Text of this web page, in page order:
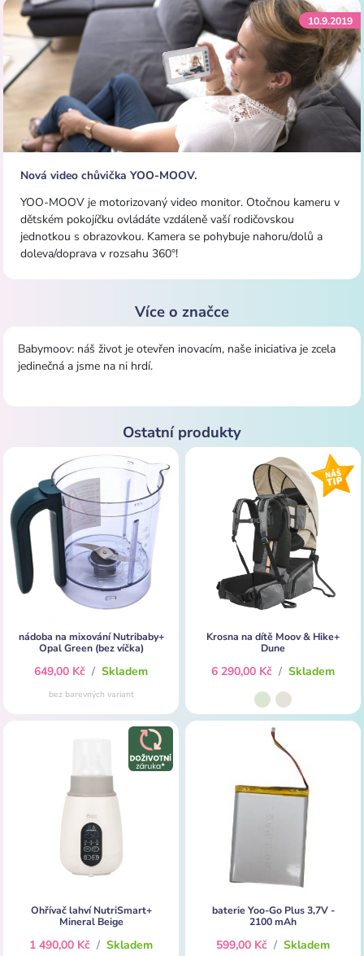
10.9.2019
Nová video chůvička YOO-MOOV.
YOO-MOOV je motorizovaný video monitor. Otočnou kameru v
dětském pokojíčku ovládáte vzdáleně vaší rodičovskou
jednotkou s obrazovkou. Kamera se pohybuje nahoru/dolů a
doleva/doprava v rozsahu 360°!
Více o značce
Babymoov: náš život je otevřen inovacím, naše iniciativa je zcela
jedinečná a jsme na ni hrdí.
Ostatní produkty
nádoba na mixování Nutribaby+
Opal Green (bez víčka)
649,00 Kč / Skladem
bez barevných variant
Krosna na dítě Moov & Hike+
Dune
6 290,00 Kč / Skladem
Ohřívač lahví NutriSmart+
Mineral Beige
1 490,00 Kč / Skladem
baterie Yoo-Go Plus 3,7V -
2100 mAh
599,00 Kč / Skladem